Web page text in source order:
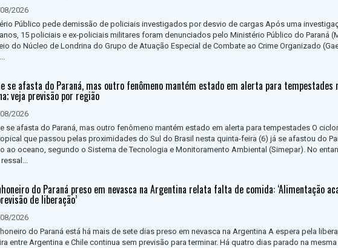
2026
Público pede demissão de policiais investigados por desvio de cargas Após uma
15 policiais e ex-policiais militares foram denunciados pelo Ministério Público do Paraná
do Núcleo de Londrina do Grupo de Atuação Especial de Combate ao Crime Organizado
se afasta do Paraná, mas outro fenômeno mantém estado em alerta para tempestades
veja previsão por região
2026
se afasta do Paraná, mas outro fenômeno mantém estado em alerta para tempestades O
que passou pelas proximidades do Sul do Brasil nesta quinta-feira (6) já se afastou do
ao oceano, segundo o Sistema de Tecnologia e Monitoramento Ambiental (Simepar). No
do Paraná preso em nevasca na Argentina relata falta de comida: ‘Alimentação
de liberação’
2026
do Paraná está há mais de sete dias preso em nevasca na Argentina A espera pela
entre Argentina e Chile continua sem previsão para terminar. Há quatro dias parado na